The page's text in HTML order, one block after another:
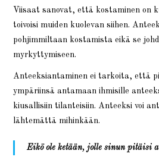
Viisaat sanovat, että kostaminen on
toivoisi muiden kuolevan siihen.
pohjimmiltaan kostamista eikä se
myrkyttymiseen.
Anteeksiantaminen ei tarkoita, että
ympäriinsä antamaan ihmisille
kiusallisiin tilanteisiin. Anteeksi voi
lähtemättä mihinkään.
Eikö ole ketään, jolle sinun pitäisi